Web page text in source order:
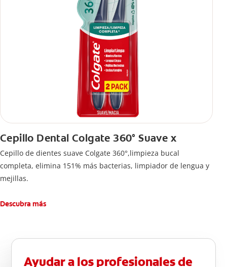
Cepillo Dental Colgate 360° Suave x
Cepillo de dientes suave Colgate 360°,limpieza bucal
completa, elimina 151% más bacterias, limpiador de lengua y
mejillas.
Descubra más
Ayudar a los profesionales de